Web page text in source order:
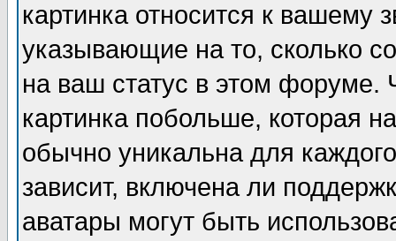
картинка относится к вашему
указывающие на то, сколько
на ваш статус в этом форуме.
картинка побольше, которая
обычно уникальна для
зависит, включена ли
аватары могут быть